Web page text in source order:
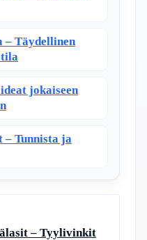
– Täydellinen
jokaiseen
– Tunnista ja
– Tyylivinkit